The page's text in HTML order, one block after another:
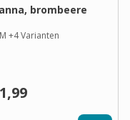
Havanna, brombeere
+4Varianten